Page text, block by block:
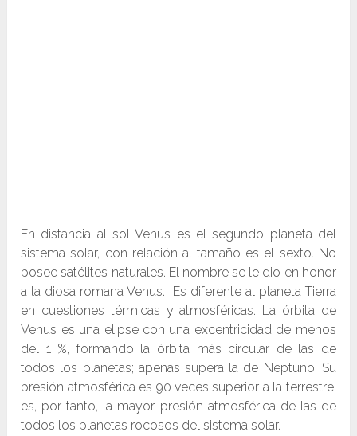
En distancia al sol Venus es el segundo planeta del
sistema solar, con relación al tamaño es el sexto. No
posee satélites naturales. El nombre se le dio en honor
a la diosa romana Venus. Es diferente al planeta Tierra
en cuestiones térmicas y atmosféricas. La órbita de
Venus es una elipse con una excentricidad de menos
del 1 %, formando la órbita más circular de las de
todos los planetas; apenas supera la de Neptuno. Su
presión atmosférica es 90 veces superior a la terrestre;
es, por tanto, la mayor presión atmosférica de las de
todos los planetas rocosos del sistema solar.